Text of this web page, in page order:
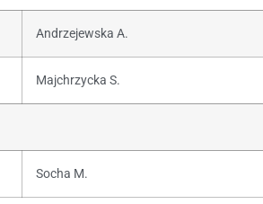
Andrzejewska A.
Majchrzycka S.
Socha M.